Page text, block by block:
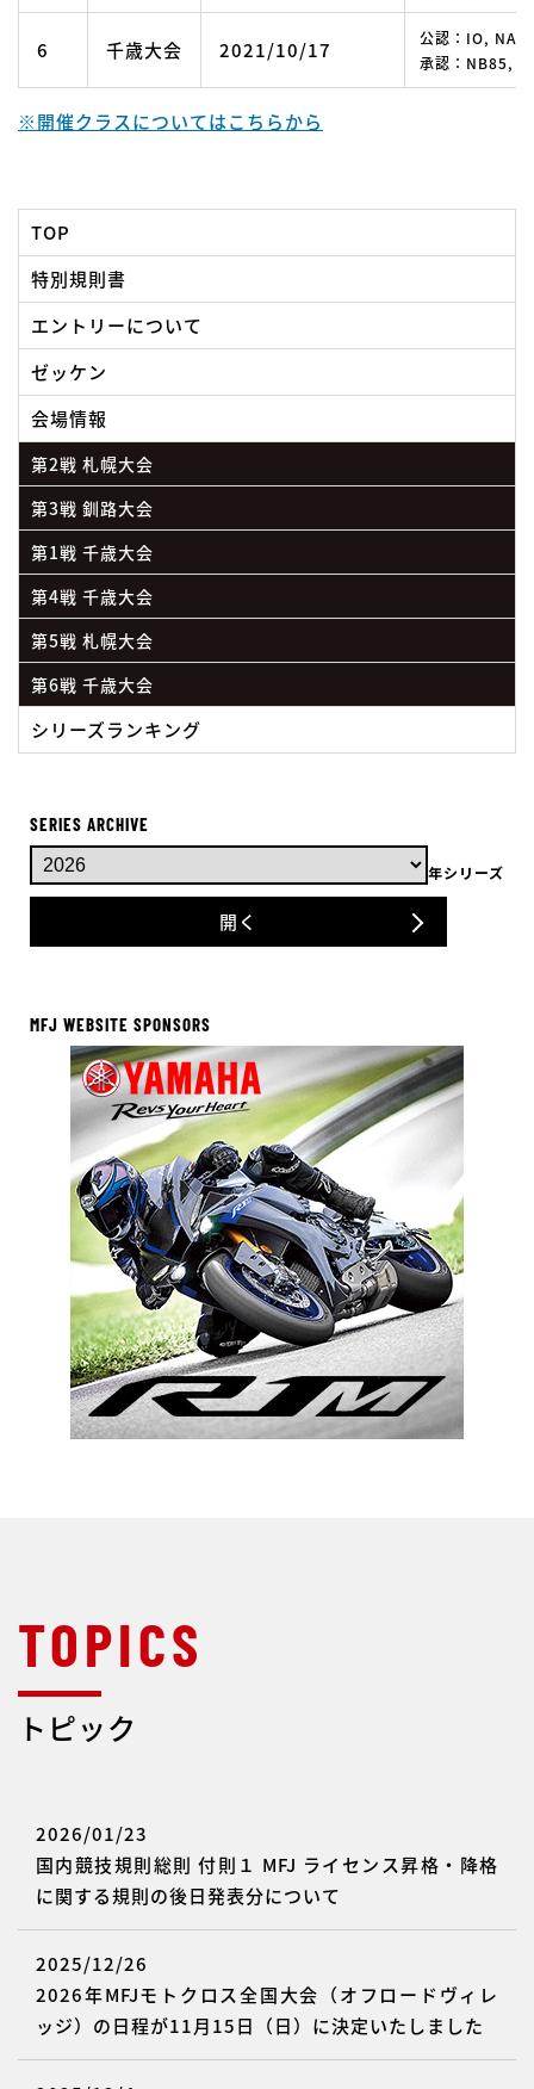
6 千歳大会 2021/10/17
公認：IO, NA,
承認：NB85,
※開催クラスについてはこちらから
TOP
特別規則書
エントリーについて
ゼッケン
会場情報
第2戦 札幌大会
第3戦 釧路大会
第1戦 千歳大会
第4戦 千歳大会
第5戦 札幌大会
第6戦 千歳大会
シリーズランキング
SERIES ARCHIVE
年シリーズ
開く
MFJ WEBSITE SPONSORS
トピック
2026/01/23
国内競技規則総則 付則１ MFJ ライセンス昇格・降格
に関する規則の後日発表分について
2025/12/26
2026年MFJモトクロス全国大会（オフロードヴィレ
ッジ）の日程が11月15日（日）に決定いたしました